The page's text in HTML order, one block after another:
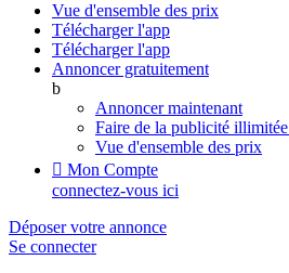
Vue d'ensemble des prix
Télécharger l'app
Télécharger l'app
Annoncer gratuitement
b
Annoncer maintenant
Faire de la publicité illimitée
Vue d'ensemble des prix
 Mon Compte
connectez-vous ici
Déposer votre annonce
Se connecter